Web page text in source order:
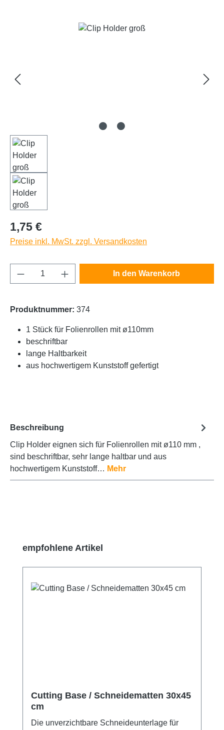
Bildergalerie überspringen
Regulärer Preis:
1,75 €
Preise inkl. MwSt. zzgl. Versandkosten
Produkt Anzahl: Gib den gewünschten
In den Warenkorb
Produktnummer: 374
1 Stück für Folienrollen mit ø110mm
beschriftbar
lange Haltbarkeit
aus hochwertigem Kunststoff gefertigt
Beschreibung
Clip Holder eignen sich für Folienrollen mit ø110 mm ,
sind beschriftbar, sehr lange haltbar und aus
hochwertigem Kunststoff… Mehr
Produktgalerie überspringen
empfohlene Artikel
Cutting Base / Schneidematten 30x45
cm
Die unverzichtbare Schneideunterlage für